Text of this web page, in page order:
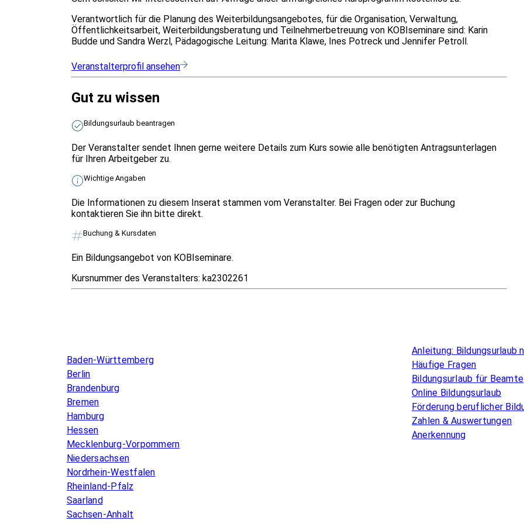
Verantwortlich für die Planung des Weiterbildungsangebotes, für die Organisation, Verwaltung,
Öffentlichkeitsarbeit, Weiterbildungsberatung und Teilnehmerbetreuung von KOBIseminare sind: Karin
Budde und Sandra Werzl, Pädagogische Leitung: Marita Klawe, Ines Potreck und Jennifer Petroll.
Veranstalterprofil ansehen
Gut zu wissen
Bildungsurlaub beantragen
Der Veranstalter sendet Ihnen gerne weitere Details zum Kurs sowie alle benötigten Antragsunterlagen
für Ihren Arbeitgeber zu.
Wichtige Angaben
Die Informationen zu diesem Inserat stammen vom Veranstalter. Bei Fragen oder zur Buchung
kontaktieren Sie ihn bitte direkt.
Buchung & Kursdaten
Ein Bildungsangebot von KOBIseminare.
Kursnummer des Veranstalters: ka2302261
Baden-Württemberg
Berlin
Brandenburg
Bremen
Hamburg
Hessen
Mecklenburg-Vorpommern
Niedersachsen
Nordrhein-Westfalen
Rheinland-Pfalz
Saarland
Sachsen-Anhalt
Anleitung: Bildungsurlaub
Häufige Fragen
Bildungsurlaub für Beamte
Online Bildungsurlaub
Förderung beruflicher
Zahlen & Auswertungen
Anerkennung